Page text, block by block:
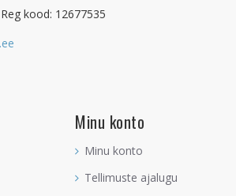
kood: 12677535
Minu konto
Minu konto
Tellimuste ajalugu